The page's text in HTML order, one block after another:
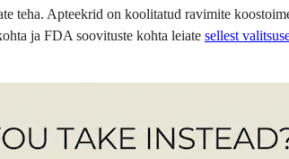
teha. Apteekrid on koolitatud ravimite
ja FDA soovituste kohta leiate sellest